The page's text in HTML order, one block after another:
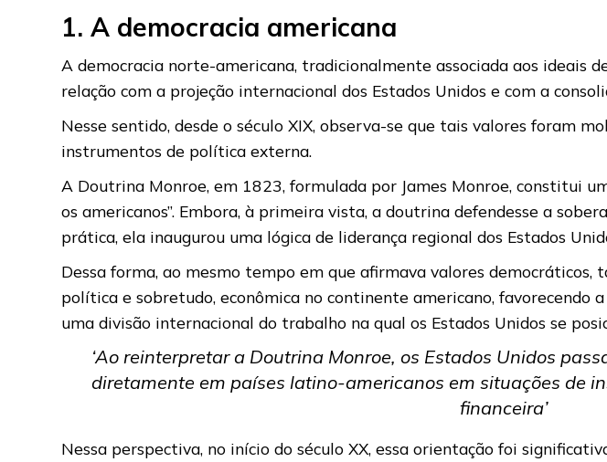
1. A democracia americana
A democracia norte-americana, tradicionalmente associada aos ideais
relação com a projeção internacional dos Estados Unidos e com a
Nesse sentido, desde o século XIX, observa-se que tais valores foram
instrumentos de política externa.
A Doutrina Monroe, em 1823, formulada por James Monroe, constitui
os americanos”. Embora, à primeira vista, a doutrina defendesse a
prática, ela inaugurou uma lógica de liderança regional dos Estados
Dessa forma, ao mesmo tempo em que afirmava valores
política e sobretudo, econômica no continente americano, favorecendo
uma divisão internacional do trabalho na qual os Estados Unidos se
‘Ao reinterpretar a Doutrina Monroe, os Estados Unidos
diretamente em países latino-americanos em situações de
financeira’
Nessa perspectiva, no início do século XX, essa orientação foi